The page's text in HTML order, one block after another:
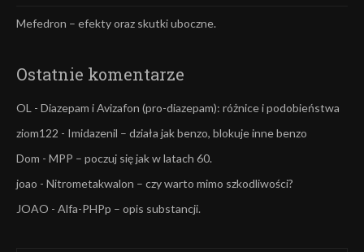
Mefedron – efekty oraz skutki uboczne.
Ostatnie komentarze
OL - Diazepam i Avizafon (pro-diazepam): różnice i podobieństwa
ziom122 - Imidazenil – działa jak benzo, blokuje inne benzo
Dom - MPP – poczuj się jak w latach 60.
joao - Nitrometakwalon – czy warto mimo szkodliwości?
JOAO - Alfa-PHPp – opis substancji.